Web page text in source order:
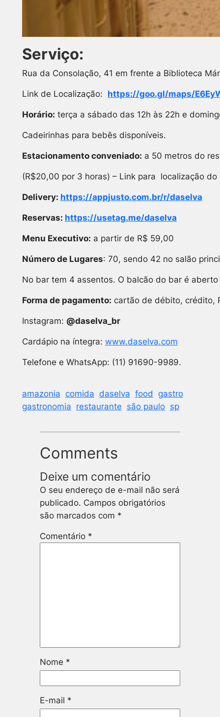
Serviço:
Rua da Consolação, 41 em frente a Biblioteca
Link de Localização: https://goo.gl/maps/
Horário: terça a sábado das 12h às 22h e
Cadeirinhas para bebês disponíveis.
Estacionamento conveniado: a 50 metros do
(R$20,00 por 3 horas) – Link para localização
Delivery: https://appjusto.com.br/r/daselva
Reservas: https://usetag.me/daselva
Menu Executivo: a partir de R$ 59,00
Número de Lugares: 70, sendo 42 no salão
No bar tem 4 assentos. O balcão do bar é
Forma de pagamento: cartão de débito, crédito,
Instagram: @daselva_br
Cardápio na íntegra: www.daselva.com
Telefone e WhatsApp: (11) 91690-9989.
amazonia comida daselva food
gastro
gastronomia restaurante são paulo sp
Comments
Deixe um comentário
O seu endereço de e-mail não será
publicado. Campos obrigatórios
são marcados com *
Comentário *
Nome *
E-mail *